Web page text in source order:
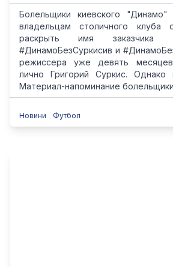
Болельщики киевского "Динамо"
владельцам столичного
раскрыть имя заказчика
#ДинамоБезСуркисив и
режиссера уже девять
лично Григорий Суркис.
Материал-напоминание
Новини Футбол